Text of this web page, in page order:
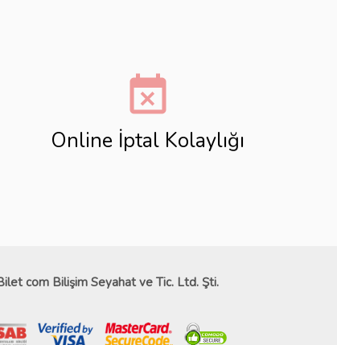
event_busy
Online İptal Kolaylığı
com Bilişim Seyahat ve Tic. Ltd. Şti.